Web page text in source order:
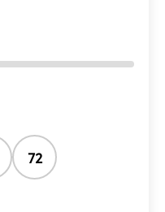
72